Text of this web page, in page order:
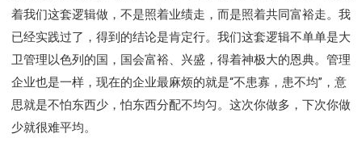
着我们这套逻辑做，不是照着业绩走，而是照着共同富裕走。我
已经实践过了，得到的结论是肯定行。我们这套逻辑不单单是大
卫管理以色列的国，国会富裕、兴盛，得着神极大的恩典。管理
企业也是一样，现在的企业最麻烦的就是“不患寡，患不均”，意
思就是不怕东西少，怕东西分配不均匀。这次你做多，下次你做
少就很难平均。